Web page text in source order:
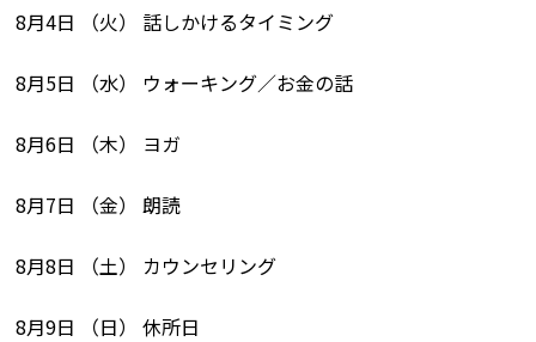
8月4日 （火） 話しかけるタイミング
8月5日 （水） ウォーキング／お金の話
8月6日 （木） ヨガ
8月7日 （金） 朗読
8月8日 （土） カウンセリング
8月9日 （日） 休所日